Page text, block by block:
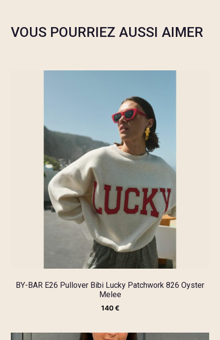
VOUS POURRIEZ AUSSI AIMER
BY-BAR E26 Pullover Bibi Lucky Patchwork 826 Oyster
Melee
140€